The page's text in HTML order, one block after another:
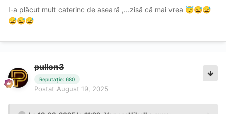
I-a plăcut mult caterinc de aseară ,...zisă că mai vrea 😇😅😅
😅😅😅
pullon3
Reputație: 680
Postat August 19, 2025